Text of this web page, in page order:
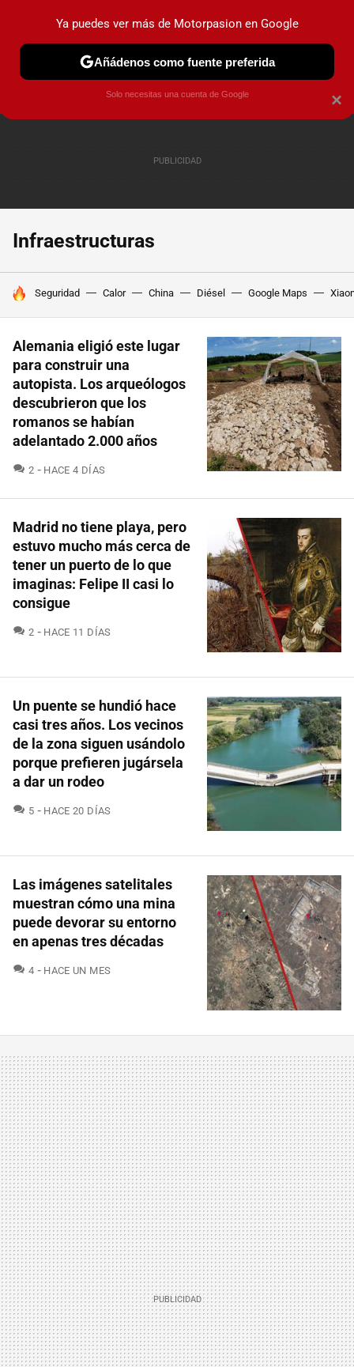
PRUEBAS COCHES ELÉCTRICOS OBSERVATORIO
Infraestructuras
HOY SE HABLA DE
Seguridad Calor China Diésel Google Maps
Alemania eligió este lugar
para construir una
autopista. Los arqueólogos
descubrieron que los
romanos se habían
adelantado 2.000 años
2 COMENTARIOS
HACE 4 DÍAS
Madrid no tiene playa, pero
estuvo mucho más cerca de
tener un puerto de lo que
imaginas: Felipe II casi lo
consigue
2 COMENTARIOS
HACE 11 DÍAS
Un puente se hundió hace
casi tres años. Los vecinos
de la zona siguen usándolo
porque prefieren jugársela
a dar un rodeo
5 COMENTARIOS
HACE 20 DÍAS
Las imágenes satelitales
muestran cómo una mina
puede devorar su entorno
en apenas tres décadas
4 COMENTARIOS
HACE UN MES
×
Ya puedes ver más de Motorpasion en Google
Añádenos como fuente preferida
Solo necesitas una cuenta de Google